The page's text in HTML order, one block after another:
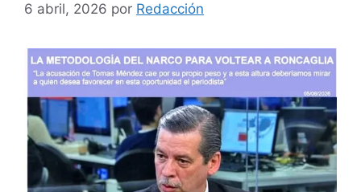
6 abril, 2026 por Redacción